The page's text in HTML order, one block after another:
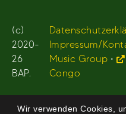
(c)
2020-
26
BAP.
Impressum/
Music Group •
Congo
Wir verwenden Cookies,